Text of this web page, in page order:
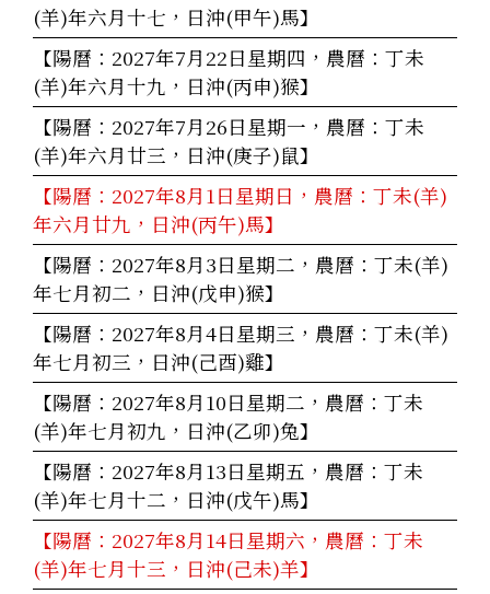
(羊)年六月十七，日沖(甲午)馬】
【陽曆：2027年7月22日星期四，農曆：丁未
(羊)年六月十九，日沖(丙申)猴】
【陽曆：2027年7月26日星期一，農曆：丁未
(羊)年六月廿三，日沖(庚子)鼠】
【陽曆：2027年8月1日星期日，農曆：丁未(羊)
年六月廿九，日沖(丙午)馬】
【陽曆：2027年8月3日星期二，農曆：丁未(羊)
年七月初二，日沖(戊申)猴】
【陽曆：2027年8月4日星期三，農曆：丁未(羊)
年七月初三，日沖(己酉)雞】
【陽曆：2027年8月10日星期二，農曆：丁未
(羊)年七月初九，日沖(乙卯)兔】
【陽曆：2027年8月13日星期五，農曆：丁未
(羊)年七月十二，日沖(戊午)馬】
【陽曆：2027年8月14日星期六，農曆：丁未
(羊)年七月十三，日沖(己未)羊】